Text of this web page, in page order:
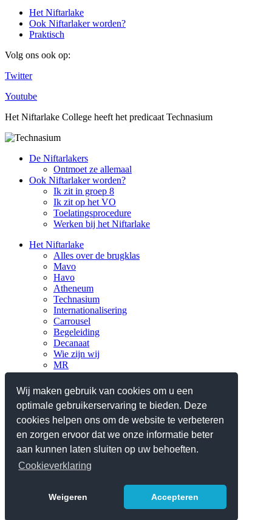
Wij maken gebruik van cookies om u een
optimale gebruikerservaring te bieden. Deze
cookies helpen ons om de website te verbeteren
en zorgen ervoor dat we onze informatie beter
aan kunnen laten sluiten op uw behoeften.
Cookieverklaring
Weigeren Accepteren
Het Niftarlake
Ook Niftarlaker worden?
Praktisch
Volg ons ook op:
Twitter
Youtube
Het Niftarlake College heeft het predicaat Technasium
De Niftarlakers
Ontmoet ze allemaal
Ook Niftarlaker worden?
Ik zit in groep 8
Ik zit op het VO
Toelatingsprocedure
Werken bij het Niftarlake
Het Niftarlake
Alles over de brugklas
Mavo
Havo
Atheneum
Technasium
Internationalisering
Carrousel
Begeleiding
Decanaat
Wie zijn wij
MR
Verantwoording
Nieuws
Praktisch
Planningen en lestijden
Ziek, absent en verlof
Reglementen/protocollen
Schoolgids 2025-2026
Contact
Webshop iPad